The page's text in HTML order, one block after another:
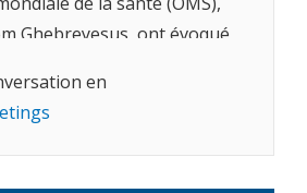
Ghebreyesus, ont évoqué
à l’élargissement de
et insisté sur l’urgence
en